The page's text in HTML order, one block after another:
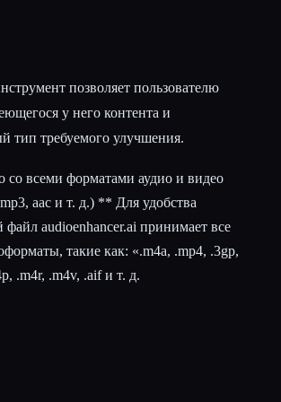
позволяет пользователю
у него контента и
тип требуемого улучшения.
всеми форматами аудио и видео
aac и т. д.) ** Для удобства
файл audioenhancer.ai принимает все
такие как: «.m4a, .mp4, .3gp,
.m4r, .m4v, .aif и т. д.